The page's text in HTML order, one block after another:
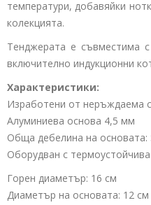
температури, добавяйки
колекцията.
Тенджерата е съвместима
включително индукционни
Характеристики:
Изработени от неръждаема
Алуминиева основа 4,5 мм
Обща дебелина на основата:
Оборудван с
Горен диаметър: 16 см
Диаметър на основата: 12 см